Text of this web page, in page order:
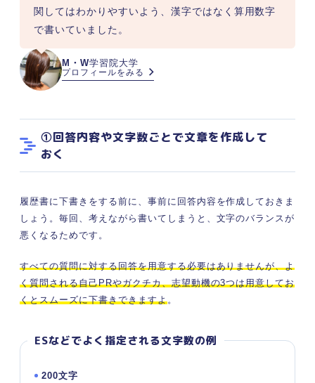
M・W学習院大学
プロフィールをみる
関してはわかりやすいよう、漢字ではなく算用数字
で書いていました。
①回答内容や文字数ごとで文章を作成して
おく
履歴書に下書きをする前に、事前に回答内容を作成しておきま
しょう。毎回、考えながら書いてしまうと、文字のバランスが
悪くなるためです。
すべての質問に対する回答を用意する必要はありませんが、よ
く質問される自己PRやガクチカ、志望動機の3つは用意してお
くとスムーズに下書きできますよ。
ESなどでよく指定される文字数の例
200文字